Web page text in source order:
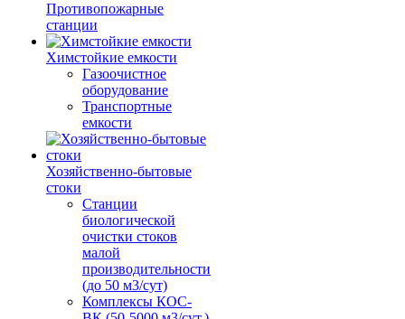
Противопожарные
станции
Химстойкие емкости
Газоочистное
оборудование
Транспортные
емкости
Хозяйственно-бытовые
стоки
Станции
биологической
очистки стоков
малой
производительности
(до 50 м3/сут)
Комплексы КОС-